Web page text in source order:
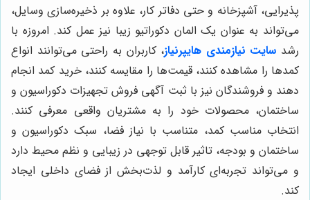
پذیرایی، آشپزخانه و حتی دفاتر کار، علاوه بر ذخیره‌سازی وسایل،
می‌تواند به عنوان یک المان دکوراتیو زیبا نیز عمل کند. امروزه با
رشد سایت نیازمندی هایپرنیاز، کاربران به راحتی می‌توانند انواع
کمدها را مشاهده کنند، قیمت‌ها را مقایسه کنند، خرید کمد انجام
دهند و فروشندگان نیز با ثبت آگهی فروش تجهیزات دکوراسیون و
ساختمان، محصولات خود را به مشتریان واقعی معرفی کنند.
انتخاب مناسب کمد، متناسب با نیاز فضا، سبک دکوراسیون و
ساختمان و بودجه، تاثیر قابل توجهی در زیبایی و نظم محیط دارد
و می‌تواند تجربه‌ای کارآمد و لذت‌بخش از فضای داخلی ایجاد
کند.